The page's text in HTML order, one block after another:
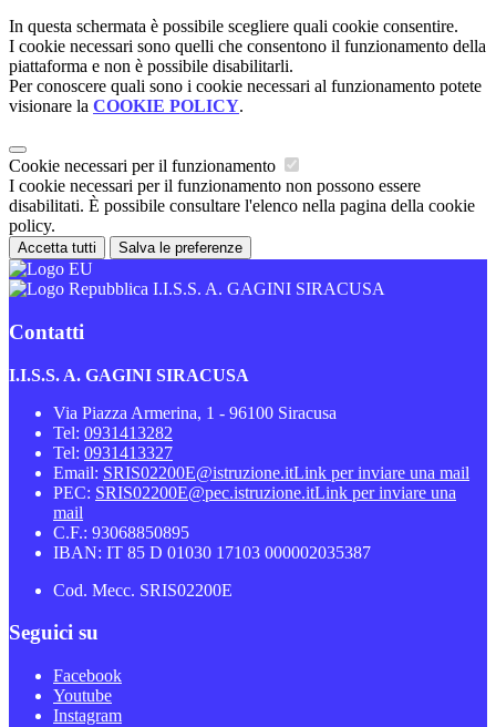
In questa schermata è possibile scegliere quali cookie consentire.
I cookie necessari sono quelli che consentono il funzionamento della
piattaforma e non è possibile disabilitarli.
Per conoscere quali sono i cookie necessari al funzionamento potete
visionare la COOKIE POLICY.
Cookie necessari per il funzionamento
I cookie necessari per il funzionamento non possono essere
disabilitati. È possibile consultare l'elenco nella pagina della cookie
policy.
Accetta tutti Salva le preferenze
I.I.S.S. A. GAGINI SIRACUSA
Contatti
I.I.S.S. A. GAGINI SIRACUSA
Via Piazza Armerina, 1 - 96100 Siracusa
Tel: 0931413282
Tel: 0931413327
Email: SRIS02200E@istruzione.itLink per inviare una mail
PEC: SRIS02200E@pec.istruzione.itLink per inviare una
mail
C.F.: 93068850895
IBAN: IT 85 D 01030 17103 000002035387
Cod. Mecc. SRIS02200E
Seguici su
Facebook
Youtube
Instagram